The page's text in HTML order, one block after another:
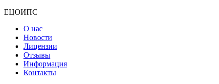
ЕЦОИПС
О нас
Новости
Лицензии
Отзывы
Информация
Контакты